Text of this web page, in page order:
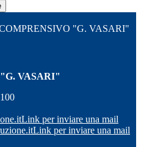
"G. VASARI"
VASARI"
Link per inviare una mail
Link per inviare una mail